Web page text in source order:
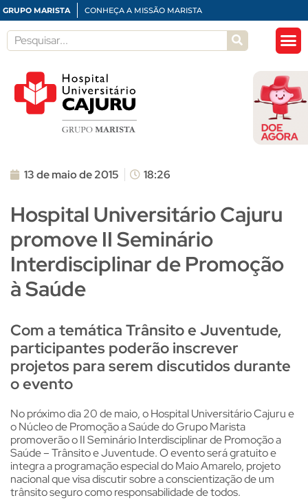
GRUPO MARISTA CONHEÇA A MISSÃO MARISTA
13 de maio de 2015 18:26
Hospital Universitário Cajuru
promove II Seminário
Interdisciplinar de Promoção
à Saúde
Com a temática Trânsito e Juventude,
participantes poderão inscrever
projetos para serem discutidos durante
o evento
No próximo dia 20 de maio, o Hospital Universitário Cajuru e
o Núcleo de Promoção a Saúde do Grupo Marista
promoverão o II Seminário Interdisciplinar de Promoção a
Saúde – Trânsito e Juventude. O evento será gratuito e
integra a programação especial do Maio Amarelo, projeto
nacional que visa discutir sobre a conscientização de um
trânsito seguro como responsabilidade de todos.